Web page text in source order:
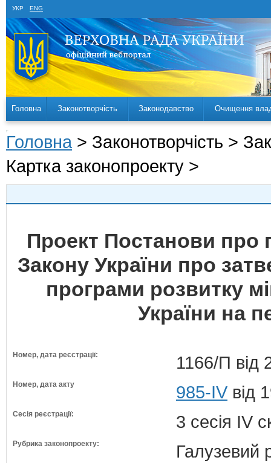
УКР ENG
Головна Законотворчість Законодавство Очищення
Головна > Законотворчість >
Картка законопроекту >
Проект Постанови про
Закону України про
програми розвитку
України на
Номер, дата реєстрації: 1166/П від
Номер, дата акту 985-IV від
Сесія реєстрації: 3 сесія IV
Рубрика законопроекту: Галузевий